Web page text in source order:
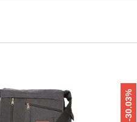
-30.03%